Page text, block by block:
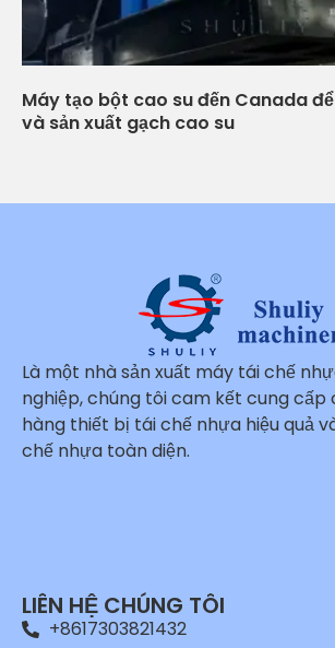
Máy tạo bột cao su đến Canada
và sản xuất gạch cao su
Là một nhà sản xuất máy tái chế
nghiệp, chúng tôi cam kết cung cấp
hàng thiết bị tái chế nhựa hiệu quả
chế nhựa toàn diện.
LIÊN HỆ CHÚNG TÔI
+8617303821432